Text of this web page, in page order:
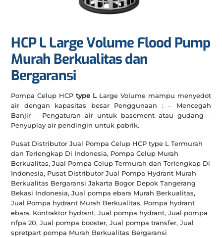
HCP L Large Volume Flood Pump
Murah Berkualitas dan
Bergaransi
Pompa Celup HCPtype L Large Volume mampu menyedot
air dengan kapasitas besar Penggunaan : – Mencegah
Banjir – Pengaturan air untuk basement atau gudang –
Penyuplay air pendingin untuk pabrik.
Pusat Distributor Jual Pompa Celup HCP type L Termurah
dan Terlengkap Di Indonesia, Pompa Celup Murah
Berkualitas, Jual Pompa Celup Termurah dan Terlengkap Di
Indonesia, Pusat Distributor Jual Pompa Hydrant Murah
Berkualitas Bergaransi Jakarta Bogor Depok Tangerang
Bekasi Indonesia, Jual pompa ebara Murah Berkualitas,
Jual Pompa hydrant Murah Berkualitas, Pompa hydrant
ebara, Kontraktor hydrant, Jual pompa hydrant, Jual pompa
nfpa 20, Jual pompa booster, Jual pompa transfer, Jual
spretpart pompa Murah Berkualitas Bergaransi